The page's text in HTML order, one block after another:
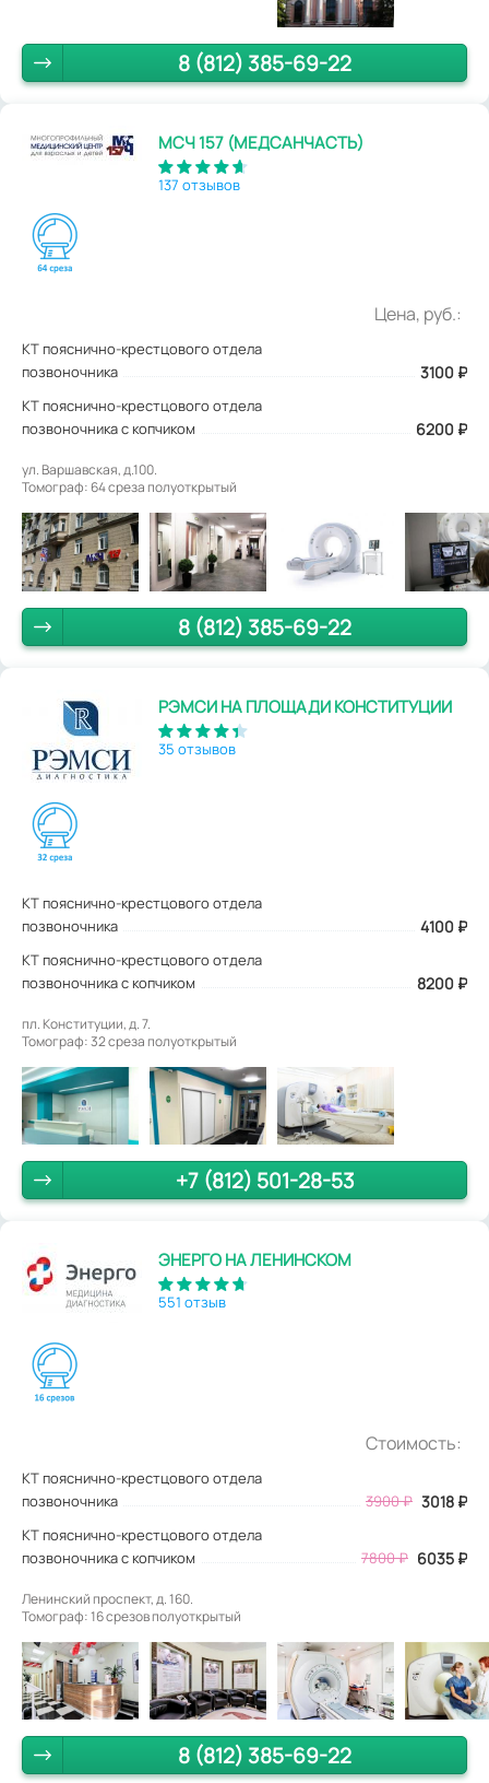
8 (812) 385-69-22
МСЧ 157 (МЕДСАНЧАСТЬ)
137 отзывов
Цена, руб.:
КТ пояснично-крестцового отдела
позвоночника
3100 ₽
КТ пояснично-крестцового отдела
позвоночника с копчиком
6200 ₽
ул. Варшавская, д.100.
Томограф: 64 среза полуоткрытый
8 (812) 385-69-22
РЭМСИ НА ПЛОЩАДИ КОНСТИТУЦИИ
35 отзывов
КТ пояснично-крестцового отдела
позвоночника
4100 ₽
КТ пояснично-крестцового отдела
позвоночника с копчиком
8200 ₽
пл. Конституции, д. 7.
Томограф: 32 среза полуоткрытый
+7 (812) 501-28-53
ЭНЕРГО НА ЛЕНИНСКОМ
551 отзыв
Стоимость:
КТ пояснично-крестцового отдела
позвоночника
3900₽ 3018 ₽
КТ пояснично-крестцового отдела
позвоночника с копчиком
7800 ₽ 6035 ₽
Ленинский проспект, д. 160.
Томограф: 16 срезов полуоткрытый
8 (812) 385-69-22